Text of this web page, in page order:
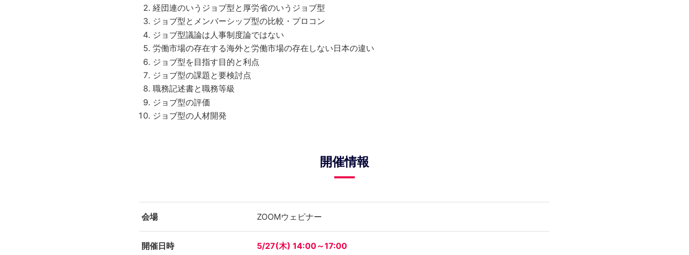
経団連のいうジョブ型と厚労省のいうジョブ型
ジョブ型とメンバーシップ型の比較・プロコン
ジョブ型議論は人事制度論ではない
労働市場の存在する海外と労働市場の存在しない日本の違い
ジョブ型を目指す目的と利点
ジョブ型の課題と要検討点
職務記述書と職務等級
ジョブ型の評価
ジョブ型の人材開発
開催情報
会場 ZOOMウェビナー
開催日時 5/27(木) 14:00～17:00